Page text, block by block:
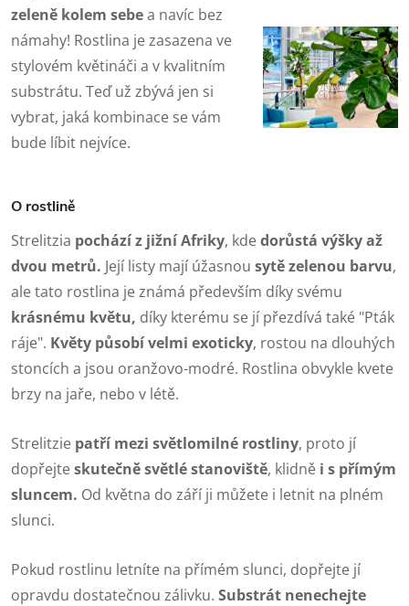
zeleně kolem sebea navíc bez
námahy! Rostlina je zasazena ve
stylovém květináči a v kvalitním
substrátu. Teď už zbývá jen si
vybrat, jaká kombinace se vám
bude líbit nejvíce.
O rostlině
Strelitzia pochází z jižní Afriky, kdedorůstá výšky až
dvou metrů. Její listy mají úžasnou sytě zelenou barvu,
ale tato rostlina je známá především díky svému
krásnému květu, díky kterému se jí přezdívá také "Pták
ráje". Květy působí velmi exoticky, rostou na dlouhých
stoncích a jsou oranžovo-modré. Rostlina obvykle kvete
brzy na jaře, nebo v létě.
Strelitzie patří mezi světlomilné rostliny, proto jí
dopřejteskutečně světlé stanoviště, klidně i s přímým
sluncem. Od května do září ji můžete i letnit na plném
slunci.
Pokud rostlinu letníte na přímém slunci, dopřejte jí
opravdu dostatečnou zálivku. Substrát nenechejte